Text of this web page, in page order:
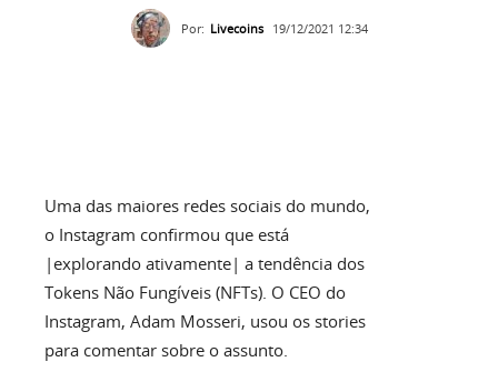
Por: Livecoins 19/12/2021 12:34
Uma das maiores redes sociais do mundo,
o Instagram confirmou que está
|explorando ativamente| a tendência dos
Tokens Não Fungíveis (NFTs). O CEO do
Instagram, Adam Mosseri, usou os stories
para comentar sobre o assunto.